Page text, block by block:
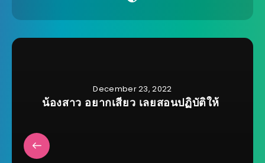
December 23, 2022
น้องสาว อยากเสียว เลยสอนปฏิบัติให้